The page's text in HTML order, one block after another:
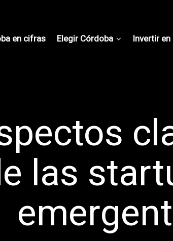
en cifras Elegir Córdoba Invertir
las